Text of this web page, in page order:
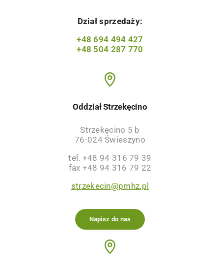
Dział sprzedaży:
+48 694 494 427
+48 504 287 770
Oddział Strzekęcino
Strzekęcino 5 b
76-024 Świeszyno
tel. +48 94 316 79 39
fax +48 94 316 79 22
strzekecin@pmhz.pl
Napisz do nas